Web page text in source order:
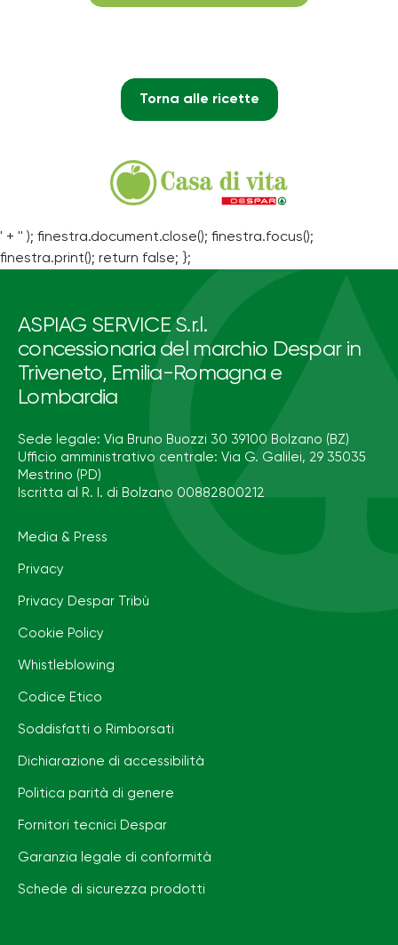
Torna alle ricette
' + '' ); finestra.document.close(); finestra.focus();
finestra.print(); return false; };
ASPIAG SERVICE S.r.l.
concessionaria del marchio Despar in
Triveneto, Emilia-Romagna e
Lombardia
Sede legale: Via Bruno Buozzi 30 39100 Bolzano (BZ)
Ufficio amministrativo centrale: Via G. Galilei, 29 35035
Mestrino (PD)
Iscritta al R. I. di Bolzano 00882800212
Media & Press
Privacy
Privacy Despar Tribù
Cookie Policy
Whistleblowing
Codice Etico
Soddisfatti o Rimborsati
Dichiarazione di accessibilità
Politica parità di genere
Fornitori tecnici Despar
Garanzia legale di conformità
Schede di sicurezza prodotti